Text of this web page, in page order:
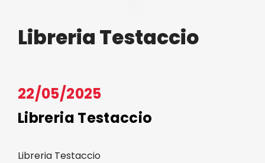
Libreria Testaccio
22/05/2025
Libreria Testaccio
Libreria Testaccio